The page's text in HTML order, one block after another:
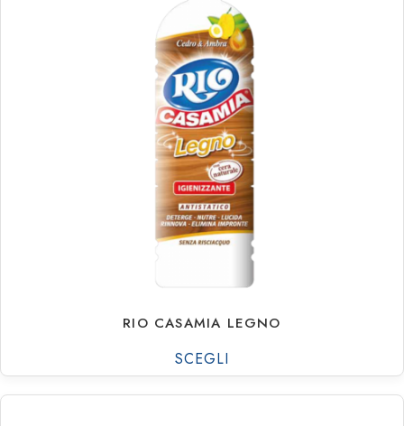
1.39 €18.77
RIO CASAMIA LEGNO
SCEGLI